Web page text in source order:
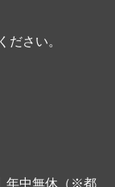
ださい。
年中無休（※都